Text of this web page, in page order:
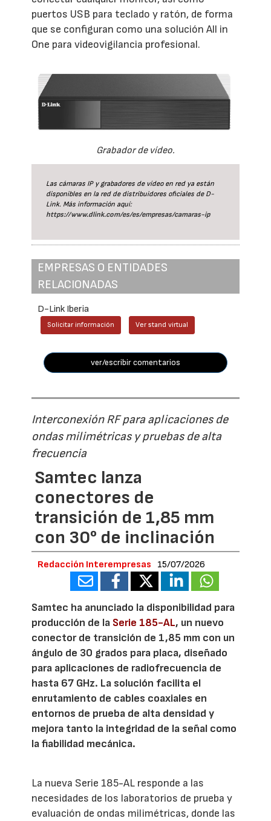
puertos USB para teclado y ratón, de forma
que se configuran como una solución All in
One para videovigilancia profesional.
Grabador de vídeo.
Las cámaras IP y grabadores de vídeo en red ya están
disponibles en la red de distribuidores oficiales de D-
Link. Más información aquí:
https://www.dlink.com/es/es/empresas/camaras-ip
EMPRESAS O ENTIDADES
RELACIONADAS
D-Link Iberia
Solicitar información Ver stand virtual
ver/escribir comentarios
Interconexión RF para aplicaciones de
ondas milimétricas y pruebas de alta
frecuencia
Samtec lanza
conectores de
transición de 1,85 mm
con 30° de inclinación
Redacción Interempresas 15/07/2026
Samtec ha anunciado la disponibilidad para
producción de la Serie 185-AL, un nuevo
conector de transición de 1,85 mm con un
ángulo de 30 grados para placa, diseñado
para aplicaciones de radiofrecuencia de
hasta 67 GHz. La solución facilita el
enrutamiento de cables coaxiales en
entornos de prueba de alta densidad y
mejora tanto la integridad de la señal como
la fiabilidad mecánica.
La nueva Serie 185-AL responde a las
necesidades de los laboratorios de prueba y
evaluación de ondas milimétricas, donde las